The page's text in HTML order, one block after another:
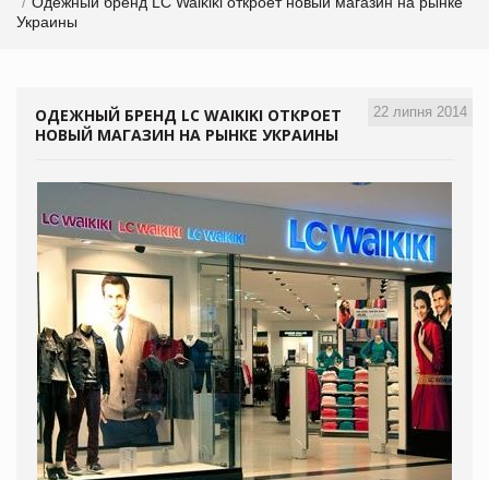
Украины
22 липня 2014
ОДЕЖНЫЙ БРЕНД LC WAIKIKI ОТКРОЕТ
НОВЫЙ МАГАЗИН НА РЫНКЕ УКРАИНЫ